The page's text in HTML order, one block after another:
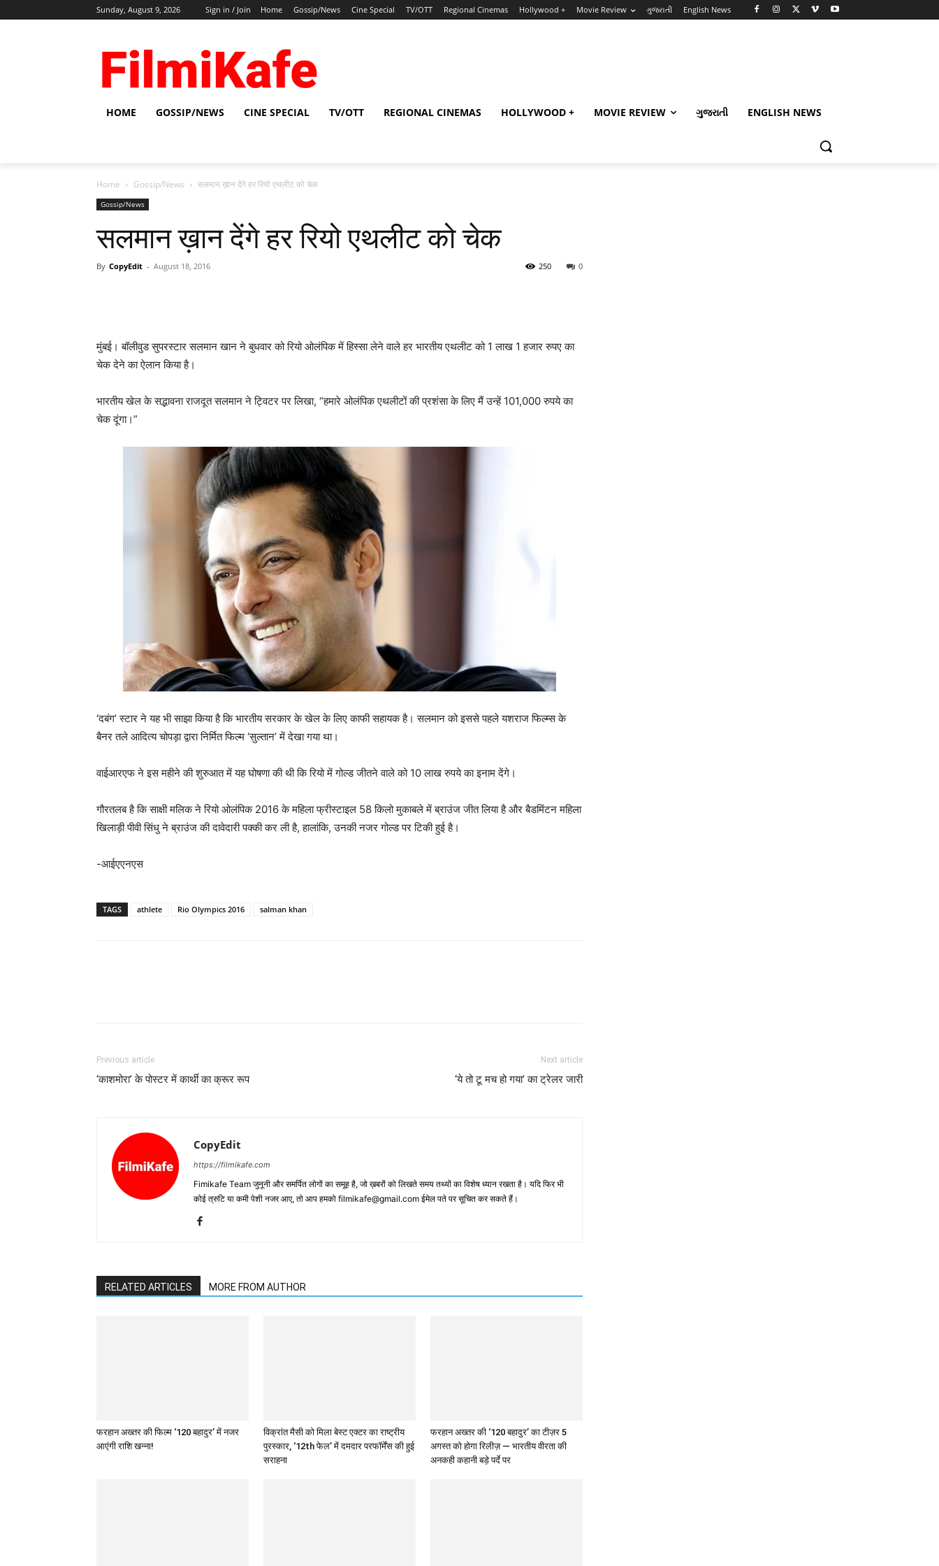
Sunday, August 9, 2026 Sign in / Join Home Gossip/News Cine Special TV/OTT Regional Cinemas Hollywood + Movie Review ગુજરાતી English News
HOME GOSSIP/NEWS CINE SPECIAL TV/OTT REGIONAL CINEMAS HOLLYWOOD + MOVIE REVIEW ગુજરાતી ENGLISH NEWS
Home Gossip/News सलमान ख़ान देंगे हर रियो एथलीट को चेक
Gossip/News
सलमान ख़ान देंगे हर रियो एथलीट को चेक
By CopyEdit - August 18, 2016 0
250
मुंबई। बॉलीवुड सुपरस्टार सलमान खान ने बुधवार को रियो ओलंपिक में हिस्सा लेने वाले हर भारतीय एथलीट को 1 लाख 1 हजार रुपए का
चेक देने का ऐलान किया है।
भारतीय खेल के सद्भावना राजदूत सलमान ने ट्विटर पर लिखा, “हमारे ओलंपिक एथलीटों की प्रशंसा के लिए मैं उन्हें 101,000 रुपये का
चेक दूंगा।”
‘दबंग’ स्टार ने यह भी साझा किया है कि भारतीय सरकार के खेल के लिए काफी सहायक है। सलमान को इससे पहले यशराज फिल्म्स के
बैनर तले आदित्य चोपड़ा द्वारा निर्मित फिल्म ‘सुल्तान’ में देखा गया था।
वाईआरएफ ने इस महीने की शुरुआत में यह घोषणा की थी कि रियो में गोल्ड जीतने वाले को 10 लाख रुपये का इनाम देंगे।
गौरतलब है कि साक्षी मलिक ने रियो ओलंपिक 2016 के महिला फ्रीस्टाइल 58 किलो मुकाबले में ब्राउंज जीत लिया है और बैडमिंटन महिला
खिलाड़ी पीवी सिंधु ने ब्राउंज की दावेदारी पक्‍की कर ली है, हालांकि, उनकी नजर गोल्‍ड पर टिकी हुई है।
-आईएएनएस
TAGS athlete Rio Olympics 2016 salman khan
Previous article
‘काशमोरा’ के पोस्टर में कार्थी का क्रूर रूप
Next article
‘ये तो टू मच हो गया’ का ट्रेलर जारी
CopyEdit
https://filmikafe.com
Fimikafe Team जुनूनी और समर्पित लोगों का समूह है, जो ख़बरों को लिखते समय तथ्‍यों का विशेष ध्‍यान रखता है। यदि फिर भी
कोई त्रुटि या कमी पेशी नजर आए, तो आप हमको filmikafe@gmail.com ईमेल पते पर सूचित कर सकते हैं।
RELATED ARTICLES MORE FROM AUTHOR
फरहान अख्तर की फिल्म ‘120 बहादुर’ में नजर
आएंगी राशि खन्ना!
विक्रांत मैसी को मिला बेस्ट एक्टर का राष्ट्रीय
पुरस्कार, ‘12th फेल’ में दमदार परफॉर्मेंस की हुई
सराहना
फरहान अख्तर की ‘120 बहादुर’ का टीज़र 5
अगस्त को होगा रिलीज़ — भारतीय वीरता की
अनकही कहानी बड़े पर्दे पर